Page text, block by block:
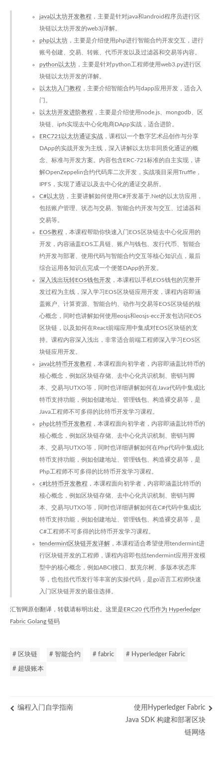
java以太坊开发教程 ，主要是针对java和android程序员进行区
块链以太坊开发的web3j详解。
php以太坊 ，主要是介绍使用php进行智能合约开发交互，进行
账号创建、交易、转账、代币开发以及过滤器和交易等内容。
python以太坊 ，主要是针对python工程师使用web3.py进行区
块链以太坊开发的详解。
以太坊入门教程 ，主要介绍智能合约与dapp应用开发，适合入
门。
以太坊开发进阶教程 ，主要是介绍使用node.js、mongodb、区
块链、ipfs实现去中心化电商DApp实战，适合进阶。
ERC721以太坊通证实战 ，课程以一个数字艺术品创作与分享
DApp的实战开发为主线，深入讲解以太坊非同质化通证的概
念、标准与开发方案。内容包含ERC-721标准的自主实现，讲
解OpenZeppelin合约代码库二次开发，实战项目采用Truffle，
IPFS，实现了通证以及去中心化的通证交易所。
C#以太坊 ，主要讲解如何使用C#开发基于.Net的以太坊应用，
包括账户管理、状态与交易、智能合约开发与交互、过滤器和
交易等。
EOS教程 ，本课程帮助你快速入门EOS区块链去中心化应用的
开发，内容涵盖EOS工具链、账户与钱包、发行代币、智能合
约开发与部署、使用代码与智能合约交互等核心知识点，最后
综合运用各知识点完成一个便签DApp的开发。
深入浅出玩转EOS钱包开发 ，本课程以手机EOS钱包的完整开
发过程为主线，深入学习EOS区块链应用开发，课程内容即涵
盖账户、计算资源、智能合约、动作与交易等EOS区块链的核
心概念，同时也讲解如何使用eosjs和eosjs-ecc开发包访问EOS
区块链，以及如何在React前端应用中集成对EOS区块链的支
持。课程内容深入浅出，非常适合前端工程师深入学习EOS区
块链应用开发。
java比特币开发教程 ，本课程面向初学者，内容即涵盖比特币的
核心概念，例如区块链存储、去中心化共识机制、密钥与脚
本、交易与UTXO等，同时也详细讲解如何在Java代码中集成比
特币支持功能，例如创建地址、管理钱包、构造裸交易等，是
Java工程师不可多得的比特币开发学习课程。
php比特币开发教程 ，本课程面向初学者，内容即涵盖比特币的
核心概念，例如区块链存储、去中心化共识机制、密钥与脚
本、交易与UTXO等，同时也详细讲解如何在Php代码中集成比
特币支持功能，例如创建地址、管理钱包、构造裸交易等，是
Php工程师不可多得的比特币开发学习课程。
c#比特币开发教程 ，本课程面向初学者，内容即涵盖比特币的
核心概念，例如区块链存储、去中心化共识机制、密钥与脚
本、交易与UTXO等，同时也详细讲解如何在C#代码中集成比
特币支持功能，例如创建地址、管理钱包、构造裸交易等，是
C#工程师不可多得的比特币开发学习课程。
tendermint区块链开发详解 ，本课程适合希望使用tendermint进
行区块链开发的工程师，课程内容即包括tendermint应用开发模
型中的核心概念，例如ABCI接口、默克尔树、多版本状态库
等，也包括代币发行等丰富的实操代码，是go语言工程师快速
入门区块链开发的最佳选择。
汇智网原创翻译，转载请标明出处。这里是ERC20 代币作为 Hyperledger
Fabric Golang 链码
# 区块链 # 智能合约 # fabric # Hyperledger Fabric
# 超级账本
编程入门自学指南
使用Hyperledger Fabric
Java SDK 构建和部署区块
链网络